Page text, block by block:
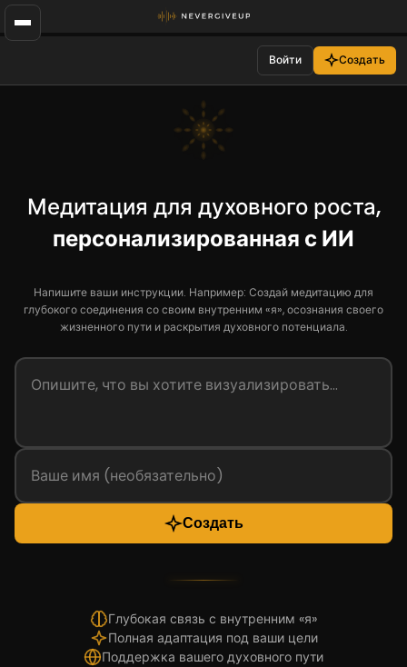
Войти Создать
Медитация для духовного роста,
персонализированная с ИИ
Напишите ваши инструкции. Например: Создай медитацию для
глубокого соединения со своим внутренним «я», осознания своего
жизненного пути и раскрытия духовного потенциала.
Создать
Глубокая связь с внутренним «я»
Полная адаптация под ваши цели
Поддержка вашего духовного пути